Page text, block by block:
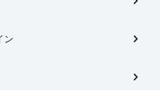
ン